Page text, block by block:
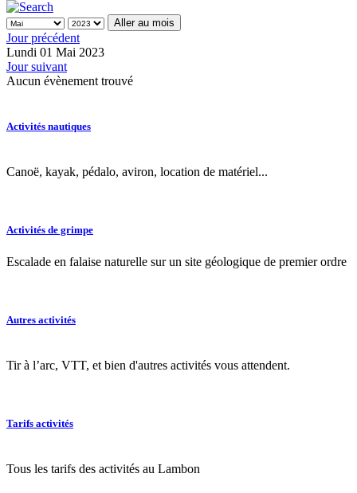
Aller au mois
Jour précédent
Lundi 01 Mai 2023
Jour suivant
Aucun évènement trouvé
Activités nautiques
Canoë, kayak, pédalo, aviron, location de matériel...
Activités de grimpe
Escalade en falaise naturelle sur un site géologique de premier ordre
Autres activités
Tir à l’arc, VTT, et bien d'autres activités vous attendent.
Tarifs activités
Tous les tarifs des activités au Lambon